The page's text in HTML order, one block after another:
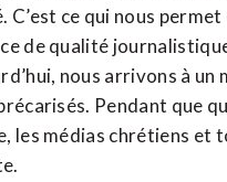
C’est ce qui nous
de qualité
nous arrivons à
Pendant que
les médias chrétiens et